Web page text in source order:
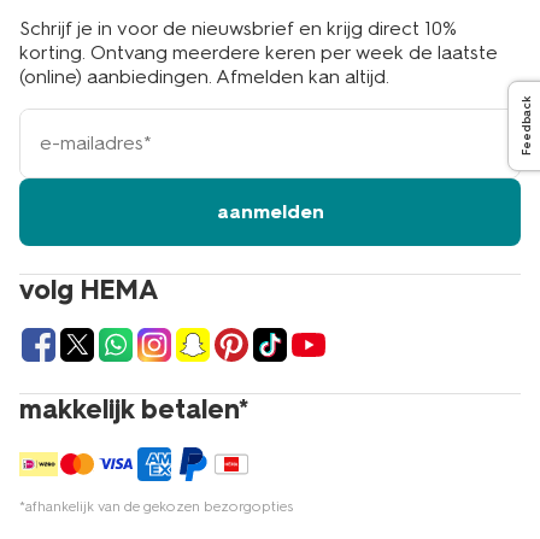
volg HEMA
makkelijk betalen*
*afhankelijk van de gekozen bezorgopties
Schrijf je in voor de nieuwsbrief en krijg direct 10%
korting. Ontvang meerdere keren per week de laatste
(online) aanbiedingen. Afmelden kan altijd.
e-
mailadres
aanmelden
Feedback